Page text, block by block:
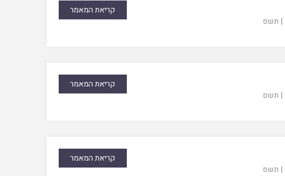
| תשס
קריאת המאמר
| תשס
קריאת המאמר
| תשס
קריאת המאמר